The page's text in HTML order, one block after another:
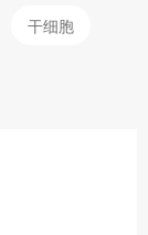
干细胞